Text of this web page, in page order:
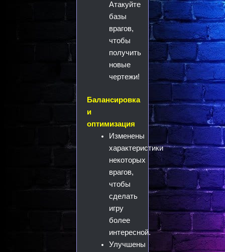
Атакуйте
базы
врагов,
чтобы
получить
новые
чертежи!
Балансировка
и
оптимизация
Изменены
характеристики
некоторых
врагов,
чтобы
сделать
игру
более
интересной.
Улучшены